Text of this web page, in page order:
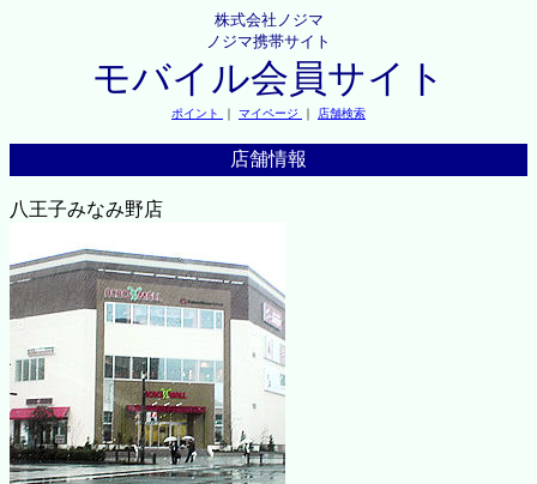
株式会社ノジマ
ノジマ携帯サイト
モバイル会員サイト
ポイント ｜ マイページ ｜ 店舗検索
店舗情報
八王子みなみ野店